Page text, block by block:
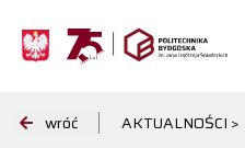
wróć AKTUALNOŚCI >